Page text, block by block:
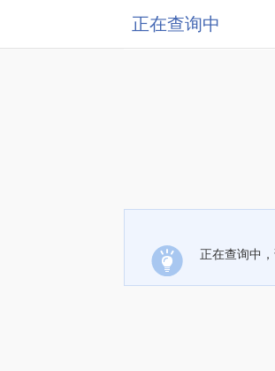
正在查询中
正在查询中